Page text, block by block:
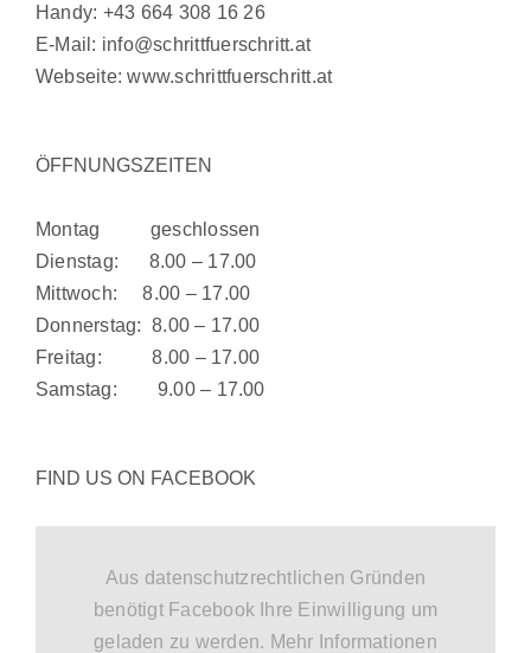
Handy: +43 664 308 16 26
E-Mail: info@schrittfuerschritt.at
Webseite:www.schrittfuerschritt.at
ÖFFNUNGSZEITEN
Montag geschlossen
Dienstag: 8.00 – 17.00
Mittwoch: 8.00 – 17.00
Donnerstag: 8.00 – 17.00
Freitag: 8.00 – 17.00
Samstag: 9.00 – 17.00
FIND US ON FACEBOOK
Aus datenschutzrechtlichen Gründen
benötigt Facebook Ihre Einwilligung um
geladen zu werden. Mehr Informationen